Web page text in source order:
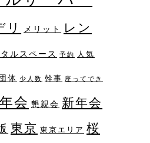
リ メリット
レン
ルスペース 予約 人気
体 少人数 幹事 座ってでき
会 懇親会 新年会
東京 東京エリア 桜